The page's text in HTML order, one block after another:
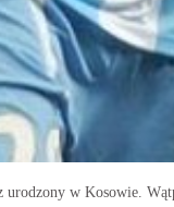
w Kosowie.